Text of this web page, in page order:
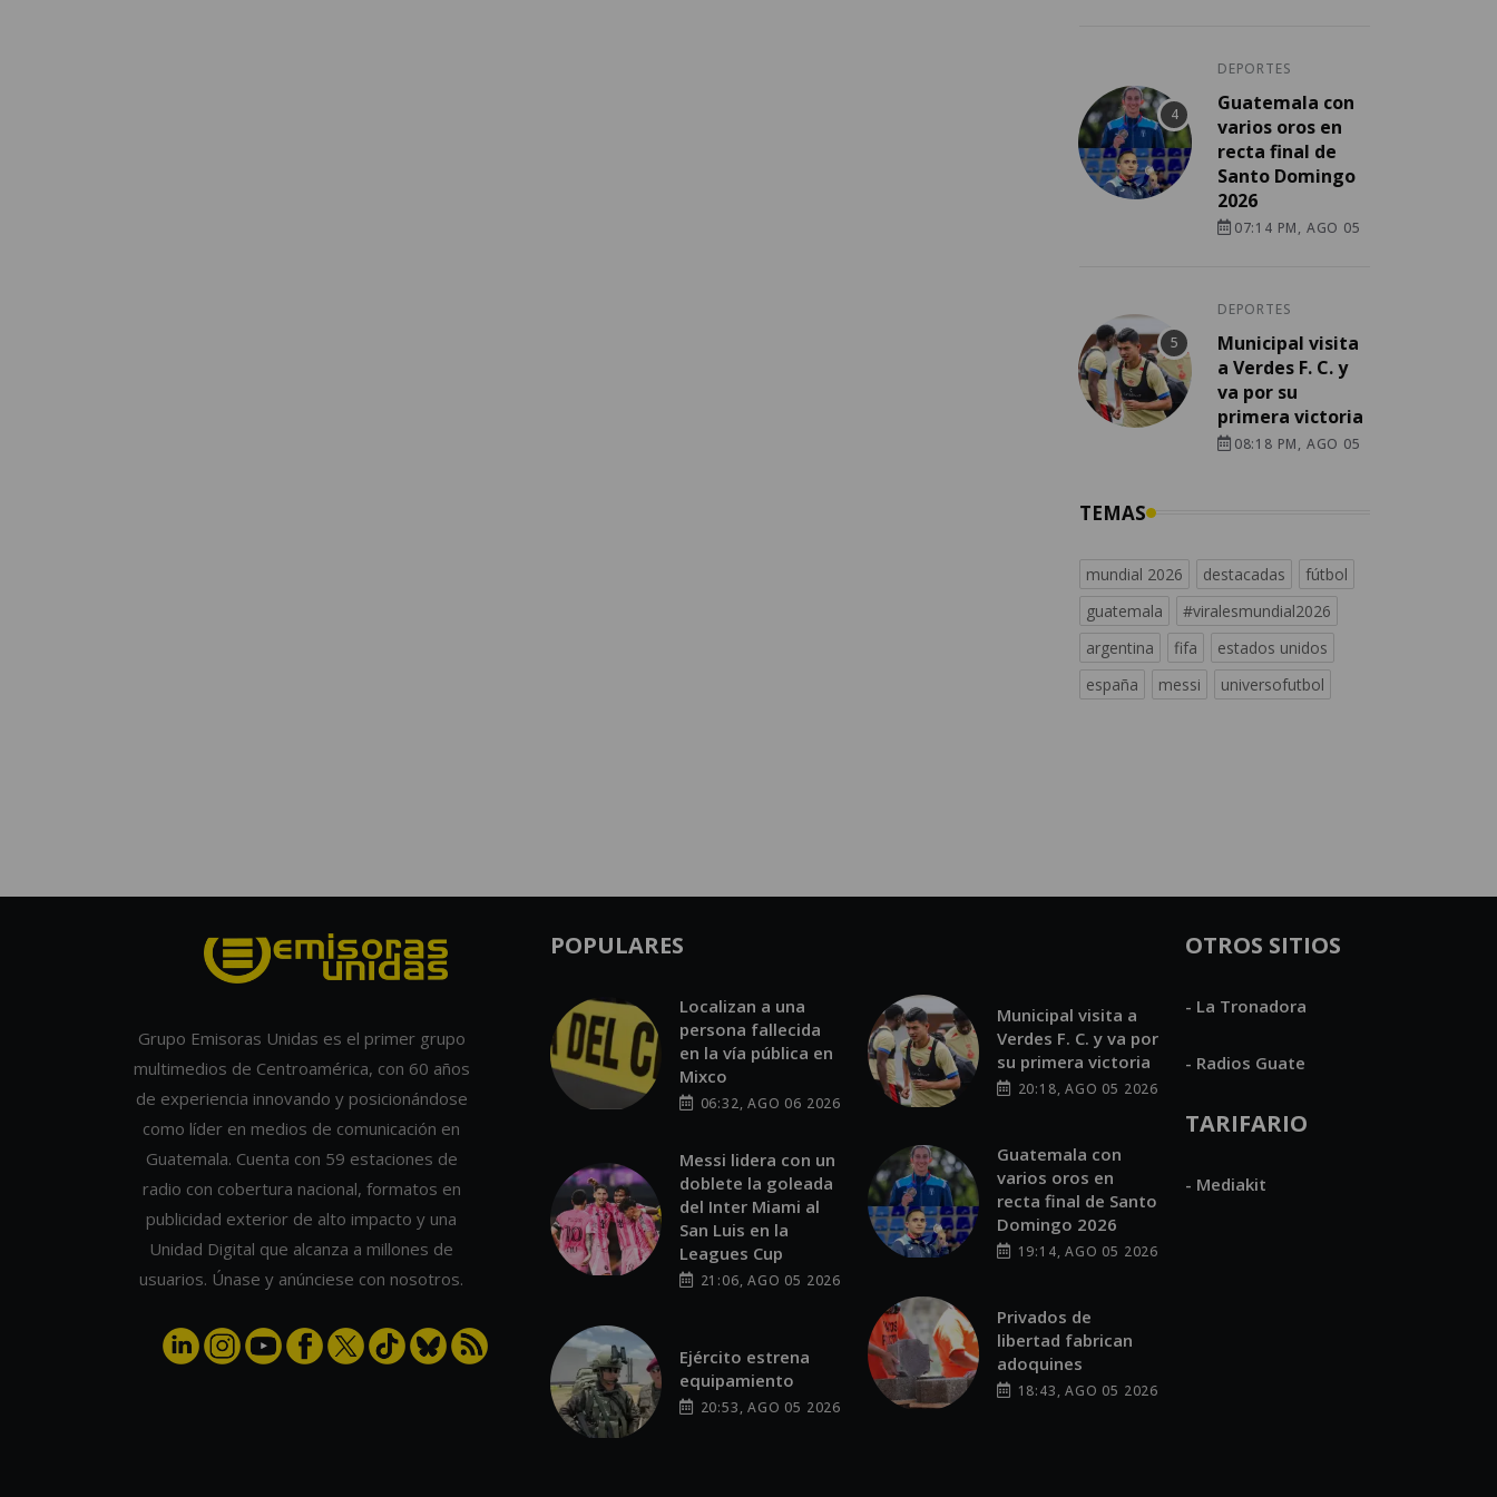
DEPORTES
Guatemala con
varios oros en
recta final de
Santo Domingo
2026
07:14 PM, AGO 05
DEPORTES
Municipal visita
a Verdes F. C. y
va por su
primera victoria
08:18 PM, AGO 05
TEMAS
mundial 2026 destacadas
fútbol
guatemala
#viralesmundial2026
argentina
fifa
estados unidos
españa
messi universofutbol
Grupo Emisoras Unidas es el primer grupo
multimedios de Centroamérica, con 60 años
de experiencia innovando y posicionándose
como líder en medios de comunicación en
Guatemala. Cuenta con 59 estaciones de
radio con cobertura nacional, formatos en
publicidad exterior de alto impacto y una
Unidad Digital que alcanza a millones de
usuarios. Únase y anúnciese con nosotros.
POPULARES
Localizan a una
persona fallecida
en la vía pública en
Mixco
06:32, AGO 06 2026
Messi lidera con un
doblete la goleada
del Inter Miami al
San Luis en la
Leagues Cup
21:06, AGO 05 2026
Ejército estrena
equipamiento
20:53, AGO 05 2026
Municipal visita a
Verdes F. C. y va por
su primera victoria
20:18, AGO 05 2026
Guatemala con
varios oros en
recta final de Santo
Domingo 2026
19:14, AGO 05 2026
Privados de
libertad fabrican
adoquines
18:43, AGO 05 2026
OTROS SITIOS
- La Tronadora
- Radios Guate
TARIFARIO
- Mediakit